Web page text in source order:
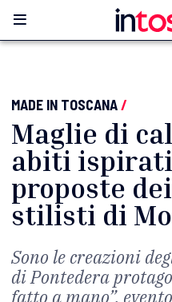
MADE IN TOSCANA/
Maglie di
abiti ispirati
proposte
stilisti di
Sono le creazioni
di Pontedera
fatto a mano”,